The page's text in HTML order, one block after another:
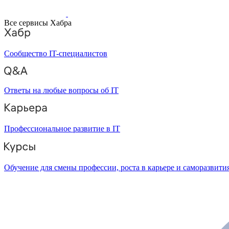
Все сервисы Хабра
Сообщество IT-специалистов
Ответы на любые вопросы об IT
Профессиональное развитие в IT
Обучение для смены профессии, роста в карьере и